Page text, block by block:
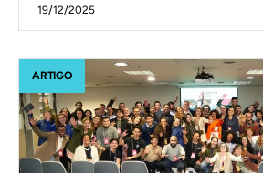
19/12/2025
ARTIGO